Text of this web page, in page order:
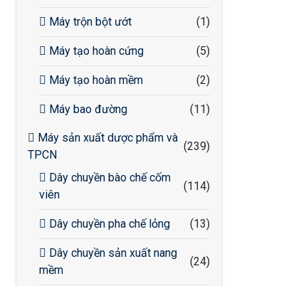
Máy trộn bột ướt (1)
Máy tạo hoàn cứng (5)
Máy tạo hoàn mềm (2)
Máy bao đường (11)
Máy sản xuất dược phẩm và
TPCN
(239)
Dây chuyền bào chế cốm
viên
(114)
Dây chuyền pha chế lỏng (13)
Dây chuyền sản xuất nang
mềm
(24)